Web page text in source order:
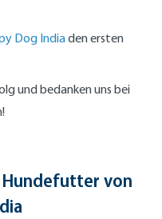
Dog Indiaden ersten
und bedanken uns bei
von